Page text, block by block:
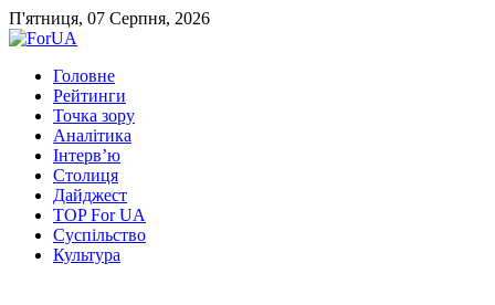
П'ятниця, 07 Серпня, 2026
Головне
Рейтинги
Точка зору
Аналітика
Інтерв’ю
Столиця
Дайджест
TOP For UA
Суспiльство
Культура